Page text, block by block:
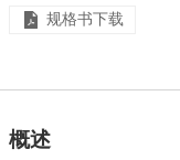
规格书下载
概述